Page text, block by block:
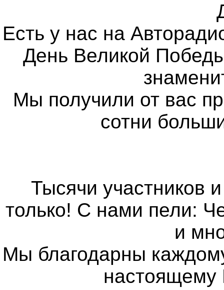
Есть у нас на
День Великой
Мы получили от вас
сотни
Тысячи участников
только! С нами пели:
и
Мы благодарны
настоящему